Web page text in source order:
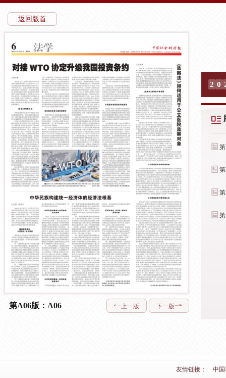
返回版首
第A06版：A06 上一版 下一版
2 0
友情链接： 中